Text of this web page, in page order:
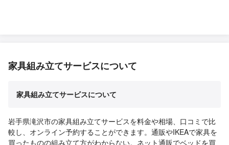
家具組み立てサービスについて
家具組み立てサービスについて
岩手県滝沢市の家具組み立てサービスを料金や相場、口コミで比
較し、オンライン予約することができます。通販やIKEAで家具を
買ったものの組み立て方がわからない。ネット通販でベッドを買